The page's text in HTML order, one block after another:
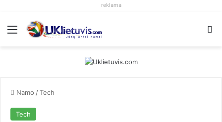
reklama
Meniu
Namo /Tech
Tech